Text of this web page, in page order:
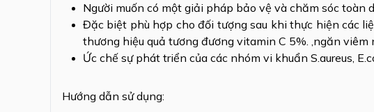
Người muốn có một giải pháp bảo vệ và chăm sóc toàn
Đặc biệt phù hợp cho đối tượng sau khi thực hiện các
thương hiệu quả tương đương vitamin C 5%. ,ngăn viêm
Ức chế sự phát triển của các nhóm vi khuẩn S.aureus,
Hướng dẫn sử dụng: